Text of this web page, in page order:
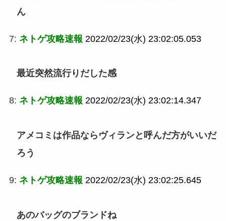
ん
7: ネトゲ攻略速報 2022/02/23(水) 23:02:05.053
最近突然流行りだした感
8: ネトゲ攻略速報 2022/02/23(水) 23:02:14.347
アメコミは作品ならヴィランと呼んだ方がいいだ
ろう
9: ネトゲ攻略速報 2022/02/23(水) 23:02:25.645
あのバッグのブランドね